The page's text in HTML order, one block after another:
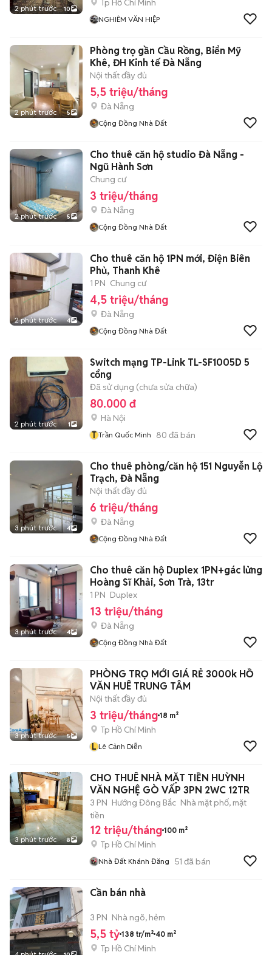
2 phút trước 10
Tp Hồ Chí Minh
NGHIÊM VĂN HIỆP
2 phút trước 5
Phòng trọ gần Cầu Rồng, Biển Mỹ
Khê, ĐH Kinh tế Đà Nẵng
Nội thất đầy đủ
5,5 triệu/tháng
Đà Nẵng
Cộng Đồng Nhà Đất
2 phút trước 5
Cho thuê căn hộ studio Đà Nẵng -
Ngũ Hành Sơn
Chung cư
3 triệu/tháng
Đà Nẵng
Cộng Đồng Nhà Đất
2 phút trước 4
Cho thuê căn hộ 1PN mới, Điện Biên
Phủ, Thanh Khê
1 PN Chung cư
4,5 triệu/tháng
Đà Nẵng
Cộng Đồng Nhà Đất
2 phút trước 1
Switch mạng TP-Link TL-SF1005D 5
cổng
Đã sử dụng (chưa sửa chữa)
80.000 đ
Hà Nội
T Trần Quốc Minh 80 đã bán
3 phút trước 4
Cho thuê phòng/căn hộ 151 Nguyễn Lộ
Trạch, Đà Nẵng
Nội thất đầy đủ
6 triệu/tháng
Đà Nẵng
Cộng Đồng Nhà Đất
3 phút trước 4
Cho thuê căn hộ Duplex 1PN+gác lửng
Hoàng Sĩ Khải, Sơn Trà, 13tr
1 PN Duplex
13 triệu/tháng
Đà Nẵng
Cộng Đồng Nhà Đất
3 phút trước 5
PHÒNG TRỌ MỚI GIÁ RẺ 3000k HỒ
VĂN HUÊ TRUNG TÂM
Nội thất đầy đủ
3 triệu/tháng 18 m²
Tp Hồ Chí Minh
L Lê Cảnh Diễn
3 phút trước 8
CHO THUÊ NHÀ MẶT TIỀN HUỲNH
VĂN NGHỆ GÒ VẤP 3PN 2WC 12TR
3 PN Hướng Đông Bắc Nhà mặt phố, mặt
tiền
12 triệu/tháng 100 m²
Tp Hồ Chí Minh
Nhà Đất Khánh Đăng 51 đã bán
Cần bán nhà
3 PN Nhà ngõ, hẻm
5,5 tỷ 138 tr/m² 40 m²
Tp Hồ Chí Minh